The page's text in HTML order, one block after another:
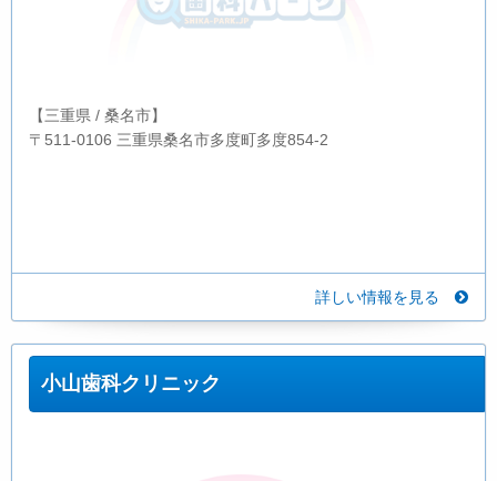
【三重県 / 桑名市】
〒511-0106 三重県桑名市多度町多度854-2
詳しい情報を見る
小山歯科クリニック